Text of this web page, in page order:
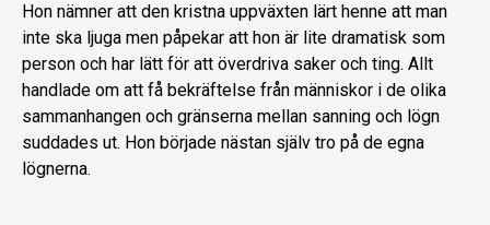
Hon nämner att den kristna uppväxten lärt henne att man
inte ska ljuga men påpekar att hon är lite dramatisk som
person och har lätt för att överdriva saker och ting. Allt
handlade om att få bekräftelse från människor i de olika
sammanhangen och gränserna mellan sanning och lögn
suddades ut. Hon började nästan själv tro på de egna
lögnerna.